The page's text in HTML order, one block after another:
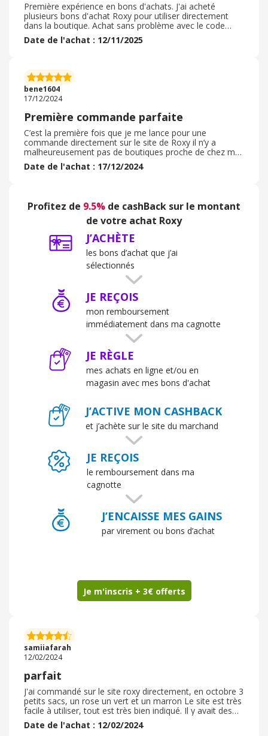
Première expérience en bons d'achats. J'ai acheté
plusieurs bons d'achat Roxy pour utiliser directement
dans la boutique. Achat sans problème avec le code
barre reçu par mail ou dans l'application. On peut utiliser
partiellement ou totalement le bon d'achat. On peut
totalement. Transaction rapide et parfaite avec le
cashback instantané dès l'achat, visible dans la cagnotte.
Je recommande.
Date de l'achat : 12/11/2025
bene1604
17/12/2024
Première commande parfaite
C’est la première fois que je me lance pour une
commande directement sur le site de Roxy il n’y a
malheureusement pas de boutiques proche de chez moi
et les revendeurs de la marque n’ont pas toutes les
références ni assez de choix. J’avais besoin d’une paire
consulter d’autres références du site . Le site est très
agréable et j’apprécie le fait qu’il y a ait beaucoup de
choix . J’attends ma commande avec impatience
Date de l'achat : 17/12/2024
Profitez de 9.5% de cashBack sur le montant
de votre achat Roxy
J’ACHÈTE
les bons d’achat que j’ai
sélectionnés
JE REÇOIS
mon remboursement
immédiatement dans ma cagnotte
JE RÈGLE
mes achats en ligne et/ou en
magasin avec mes bons d'achat
J’ACTIVE MON CASHBACK
et j’achète sur le site du marchand
JE REÇOIS
le remboursement dans ma
cagnotte
J’ENCAISSE MES GAINS
par virement ou bons d’achat
Je m'inscris + 3€ offerts
samiiafarah
12/02/2024
parfait
J'ai commandé sur le site roxy directement, en octobre 3
petits sacs, un rose un vert et un marron Le site est très
facile à utiliser, tout est très bien indiqué. Il y avait des
promotions à ce moment là donc les articles n'étaient
vraiment pas chères et ça valait le coup. La livraison à
Date de l'achat : 12/02/2024